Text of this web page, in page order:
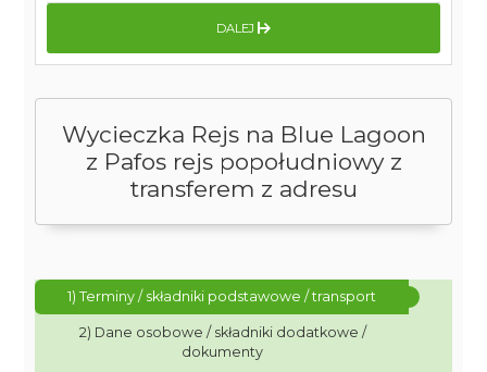
Wycieczka Rejs na Blue Lagoon
z Pafos rejs popołudniowy z
transferem z adresu
1) Terminy / składniki podstawowe / transport
2) Dane osobowe / składniki dodatkowe /
dokumenty
DALEJ